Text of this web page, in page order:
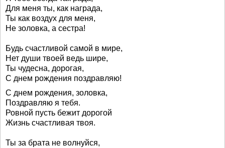
Для меня ты, как награда,
Ты как воздух для меня,
Не золовка, а сестра!
Будь счастливой самой в мире,
Нет души твоей ведь шире,
Ты чудесна, дорогая,
С днем рождения поздравляю!
С днем рождения, золовка,
Поздравляю я тебя.
Ровной пусть бежит дорогой
Жизнь счастливая твоя.
Ты за брата не волнуйся,